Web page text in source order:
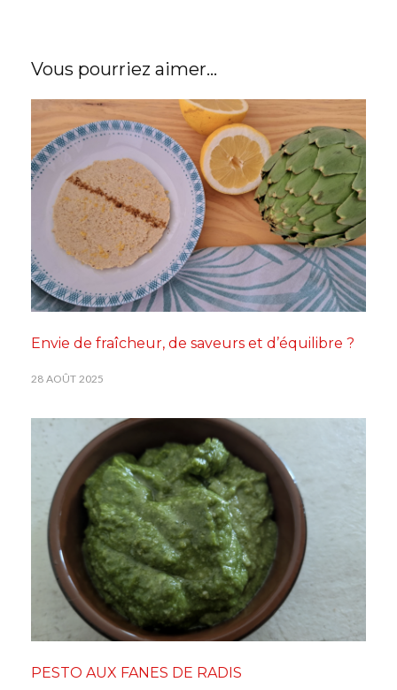
Vous pourriez aimer...
Envie de fraîcheur, de saveurs et d’équilibre ?
28 AOÛT 2025
PESTO AUX FANES DE RADIS